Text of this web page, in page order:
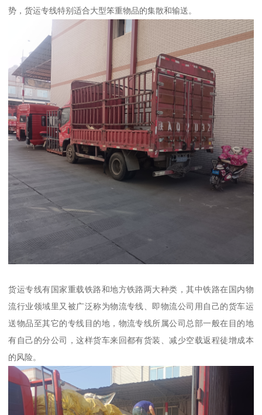
势，货运专线特别适合大型笨重物品的集散和输送。
货运专线有国家重载铁路和地方铁路两大种类，其中铁路在国内物
流行业领域里又被广泛称为物流专线、即物流公司用自己的货车运
送物品至其它的专线目的地，物流专线所属公司总部一般在目的地
有自己的分公司，这样货车来回都有货装、减少空载返程徒增成本
的风险。